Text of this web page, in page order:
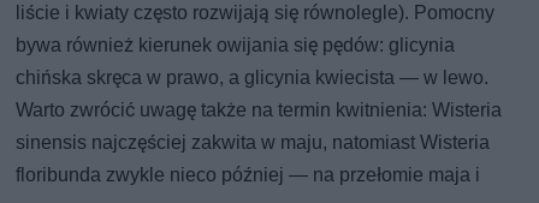
liście i kwiaty często rozwijają się równolegle). Pomocny
bywa również kierunek owijania się pędów: glicynia
chińska skręca w prawo, a glicynia kwiecista — w lewo.
Warto zwrócić uwagę także na termin kwitnienia: Wisteria
sinensis najczęściej zakwita w maju, natomiast Wisteria
floribunda zwykle nieco później — na przełomie maja i